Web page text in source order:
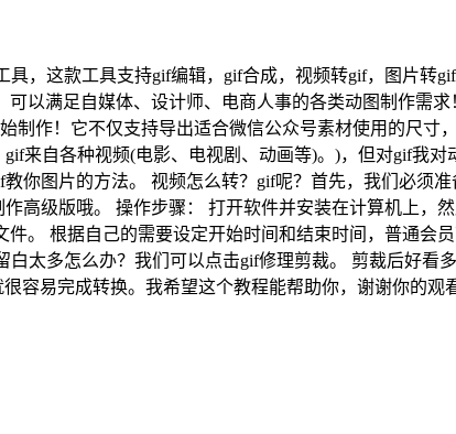
具，这款工具支持gif编辑，gif合成，视频转gif，图片
以满足自媒体、设计师、电商人事的各类动图制作需
制作！它不仅支持导出适合微信公众号素材使用的尺寸
来自各种视频(电影、电视剧、动画等)。)，但对gif我
你图片的方法。 视频怎么转？gif呢？首先，我们必须
高级版哦。 操作步骤： 打开软件并安装在计算机上，
。 根据自己的需要设定开始时间和结束时间，普通会
太多怎么办？我们可以点击gif修理剪裁。 剪裁后好看
容易完成转换。我希望这个教程能帮助你，谢谢你的观